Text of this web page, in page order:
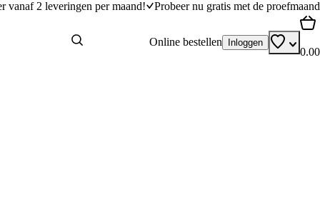
vanaf 2 leveringen per maand! Probeer nu gratis met de proefmaand
Online bestellen Inloggen
0.00